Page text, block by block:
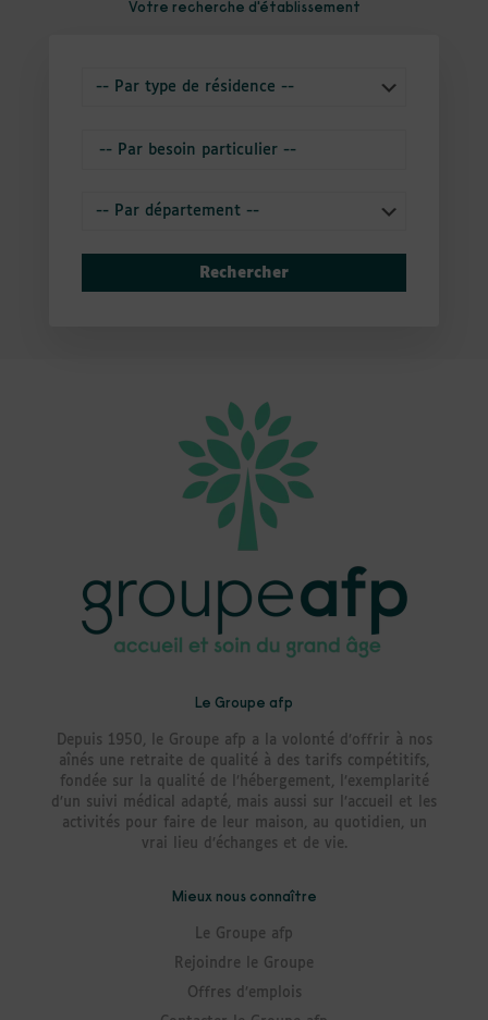
Votre recherche d'établissement
Rechercher
Le Groupe afp
Depuis 1950, le Groupe afp a la volonté d’offrir à nos
aînés une retraite de qualité à des tarifs compétitifs,
fondée sur la qualité de l’hébergement, l’exemplarité
d’un suivi médical adapté, mais aussi sur l’accueil et les
activités pour faire de leur maison, au quotidien, un
vrai lieu d’échanges et de vie.
Mieux nous connaître
Le Groupe afp
Rejoindre le Groupe
Offres d’emplois